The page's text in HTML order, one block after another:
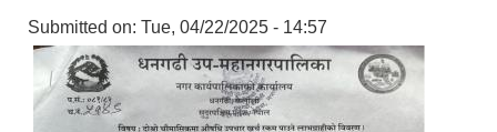
Submitted on: Tue, 04/22/2025 - 14:57